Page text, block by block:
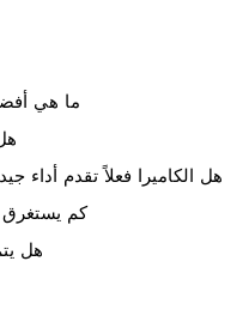
ما هي
هل الكاميرا فعلاً تقدم
كم يستغرق
هل